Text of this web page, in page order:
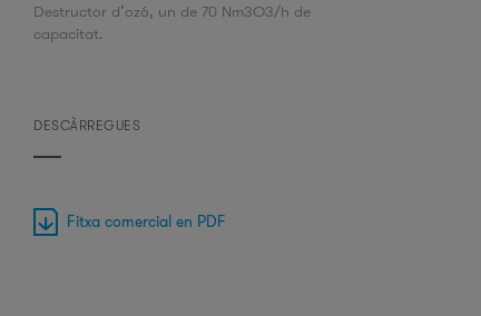
Destructor d’ozó, un de 70 Nm3O3/h de
capacitat.
DESCÀRREGUES
Fitxa comercial en PDF